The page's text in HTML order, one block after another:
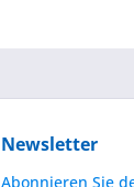
Newsletter
Abonnieren Sie